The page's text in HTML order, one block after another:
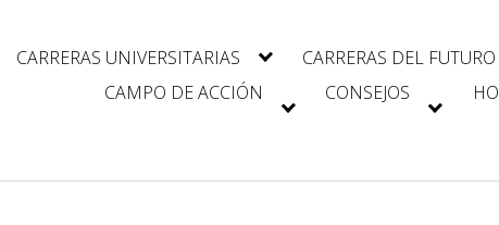
CARRERAS UNIVERSITARIAS
CARRERAS DEL FUTURO
CAMPO DE ACCIÓN
CONSEJOS